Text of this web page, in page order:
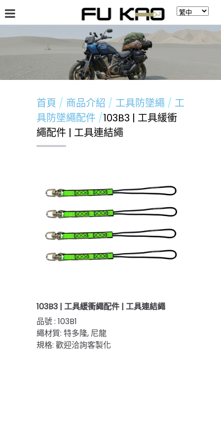
最新消息 留言板
首頁 商品介紹 工具防墜繩
工
具防墜繩配件
103B3 | 工具緩衝
繩配件 | 工具連結繩
103B3 | 工具緩衝繩配件 | 工具連結繩
品號 : 103B1
繩材質: 特多隆, 尼龍
規格: 歡迎洽詢客製化